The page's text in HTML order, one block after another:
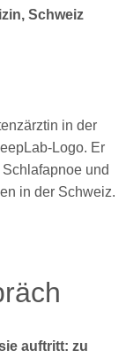
Schweiz
auftritt: zu